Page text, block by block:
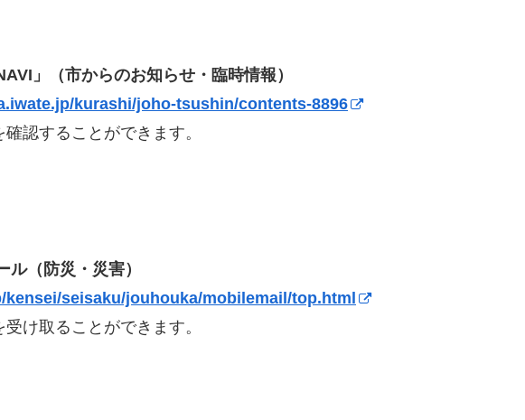
」（市からのお知らせ・臨時情報）
kurashi/joho-tsushin/contents-8896
認することができます。
（防災・災害）
seisaku/jouhouka/mobilemail/top.html
け取ることができます。